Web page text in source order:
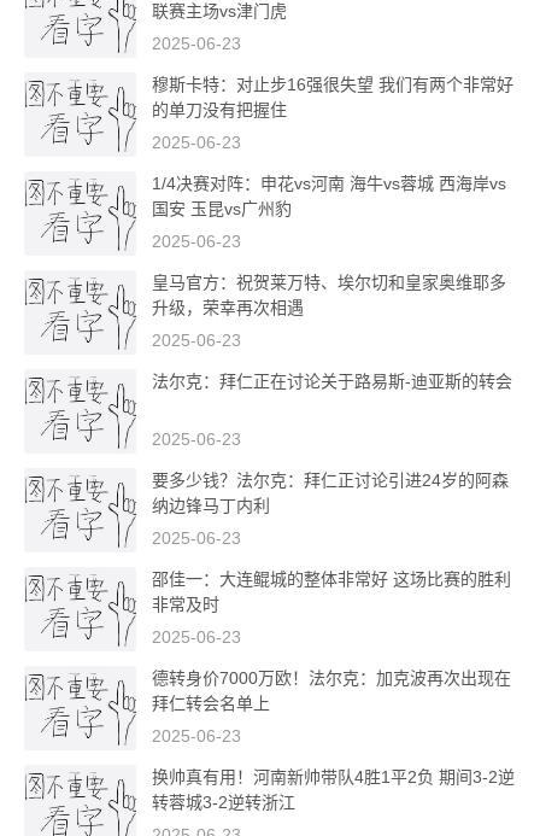
联赛主场vs津门虎
2025-06-23
穆斯卡特：对止步16强很失望 我们有两个非常好
的单刀没有把握住
2025-06-23
1/4决赛对阵：申花vs河南 海牛vs蓉城 西海岸vs
国安 玉昆vs广州豹
2025-06-23
皇马官方：祝贺莱万特、埃尔切和皇家奥维耶多
升级，荣幸再次相遇
2025-06-23
法尔克：拜仁正在讨论关于路易斯-迪亚斯的转会
2025-06-23
要多少钱？法尔克：拜仁正讨论引进24岁的阿森
纳边锋马丁内利
2025-06-23
邵佳一：大连鲲城的整体非常好 这场比赛的胜利
非常及时
2025-06-23
德转身价7000万欧！法尔克：加克波再次出现在
拜仁转会名单上
2025-06-23
换帅真有用！河南新帅带队4胜1平2负 期间3-2逆
转蓉城3-2逆转浙江